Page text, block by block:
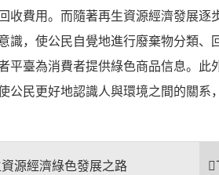
費用。而隨著再生資源經濟發展逐
識，使公民自覺地進行廢棄物分類、
平臺為消費者提供綠色商品信息。此
民更好地認識人與環境之間的關系
源經濟綠色發展之路